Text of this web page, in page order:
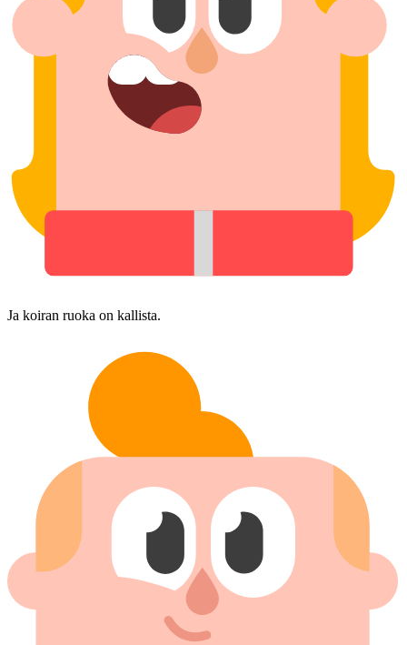
Ja koiran ruoka on kallista.